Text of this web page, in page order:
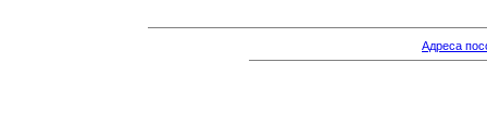
Адреса